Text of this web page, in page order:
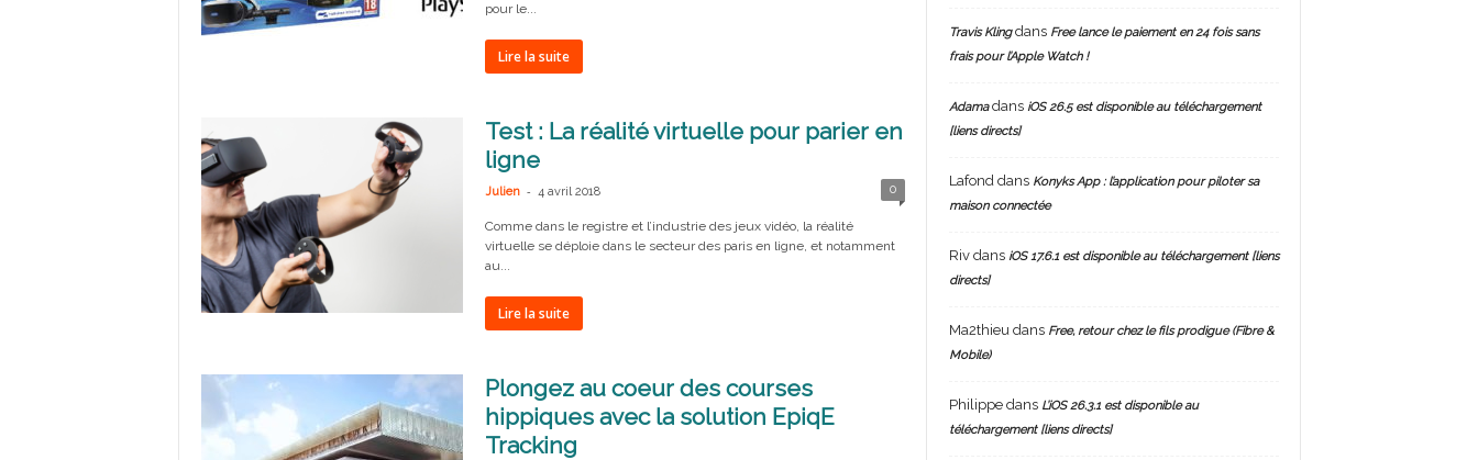
pour le...
Lire la suite
Test : La réalité virtuelle pour parier en
ligne
Julien - 4 avril 2018 0
Comme dans le registre et l’industrie des jeux vidéo, la réalité
virtuelle se déploie dans le secteur des paris en ligne, et notamment
au...
Lire la suite
Plongez au coeur des courses
hippiques avec la solution EpiqE
Tracking
Travis Klingdans Free lance le paiement en 24 fois sans
frais pour l’Apple Watch !
Adamadans iOS 26.5 est disponible au téléchargement
[liens directs]
Lafond dans Konyks App : l’application pour piloter sa
maison connectée
Rivdans iOS 17.6.1 est disponible au téléchargement [liens
directs]
Ma2thieu dans Free, retour chez le fils prodigue (Fibre &
Mobile)
Philippedans L’iOS 26.3.1 est disponible au
téléchargement [liens directs]